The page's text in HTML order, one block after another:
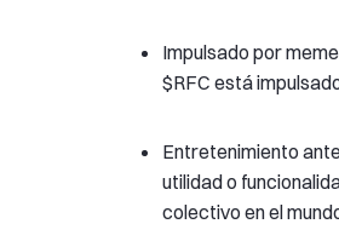
Impulsado por
$RFC está
Entretenimiento
utilidad o
colectivo en el